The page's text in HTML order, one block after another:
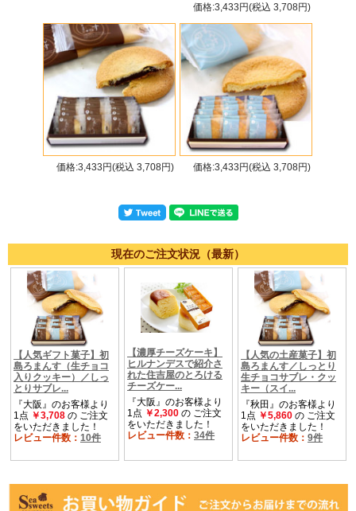
価格:3,433円(税込 3,708円)
価格:3,433円(税込 3,708円) 価格:3,433円(税込 3,708円)
現在のご注文状況（最新）